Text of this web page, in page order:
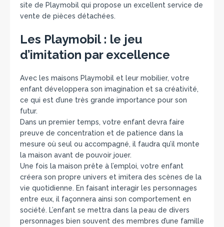
site de Playmobil qui propose un excellent service de
vente de pièces détachées.
Les Playmobil : le jeu
d’imitation par excellence
Avec les maisons Playmobil et leur mobilier, votre
enfant développera son imagination et sa créativité,
ce qui est d’une très grande importance pour son
futur.
Dans un premier temps, votre enfant devra faire
preuve de concentration et de patience dans la
mesure où seul ou accompagné, il faudra qu’il monte
la maison avant de pouvoir jouer.
Une fois la maison prête à l’emploi, votre enfant
créera son propre univers et imitera des scènes de la
vie quotidienne. En faisant interagir les personnages
entre eux, il façonnera ainsi son comportement en
société. L’enfant se mettra dans la peau de divers
personnages bien souvent des membres d’une famille